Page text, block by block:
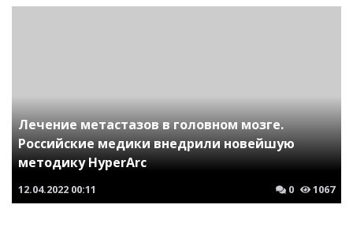
Лечение метастазов в головном мозге.
Российские медики внедрили новейшую
методику HyperArc
12.04.2022 00:11 0 1067